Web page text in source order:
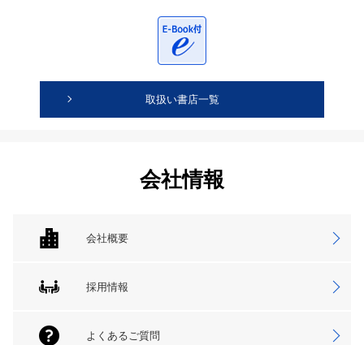
取扱い書店一覧
会社情報
会社概要
採用情報
よくあるご質問